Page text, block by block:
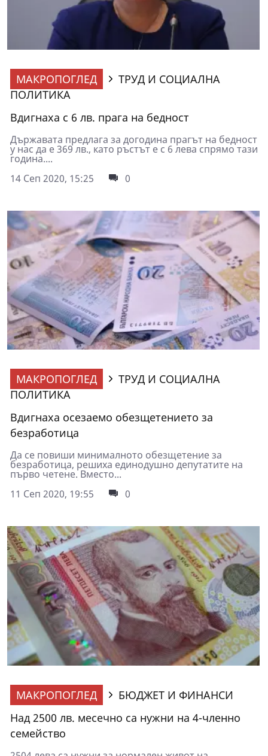
МАКРОПОГЛЕД
ТРУД И СОЦИАЛНА
ПОЛИТИКА
Вдигнаха с 6 лв. прага на бедност
Държавата предлага за догодина прагът на бедност
у нас да е 369 лв., като ръстът е с 6 лева спрямо тази
година....
14 Сеп 2020, 15:25
0
МАКРОПОГЛЕД
ТРУД И СОЦИАЛНА
ПОЛИТИКА
Вдигнаха осезаемо обезщетението за
безработица
Да се повиши минималното обезщетение за
безработица, решиха единодушно депутатите на
първо четене. Вместо...
11 Сеп 2020, 19:55
0
МАКРОПОГЛЕД
БЮДЖЕТ И ФИНАНСИ
Над 2500 лв. месечно са нужни на 4-членно
семейство